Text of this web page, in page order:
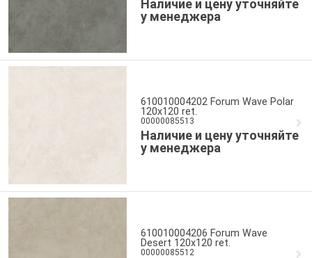
Наличие и цену уточняйте
у менеджера
610010004202 Forum Wave Polar
120x120 ret.
00000085513
Наличие и цену уточняйте
у менеджера
610010004206 Forum Wave
Desert 120x120 ret.
00000085512